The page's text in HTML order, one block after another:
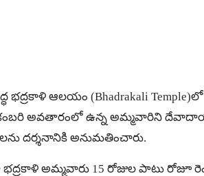
భద్రకాళి ఆలయం (Bhadrakali
అవతారంలో ఉన్న అమ్మవారిని దేవాదాయ
దర్శనానికి అనుమతించారు.
అమ్మవారు 15 రోజుల పాటు రోజూ